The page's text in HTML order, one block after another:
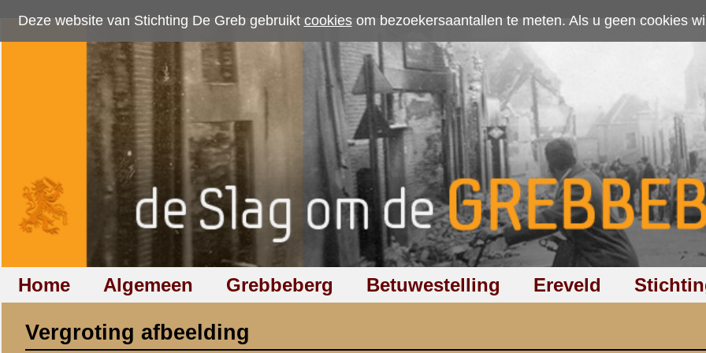
Deze website van Stichting De Greb gebruikt cookies om bezoekersaantallen te meten. Als u geen cookies wilt toestaan kunt u hier klikken Accepteer cookies
Home Algemeen Grebbeberg Ereveld Stichting Discussiegroep Zoeken
Vergroting afbeelding